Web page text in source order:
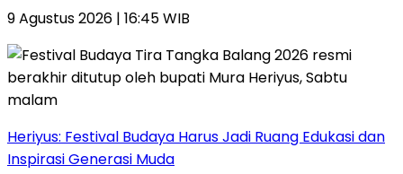
9 Agustus 2026 | 16:45 WIB
Heriyus: Festival Budaya Harus Jadi Ruang Edukasi dan
Inspirasi Generasi Muda